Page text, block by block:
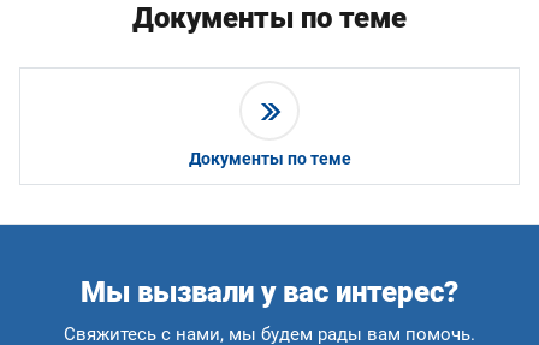
Документы по теме
Документы по теме
Мы вызвали у вас интерес?
Свяжитесь с нами, мы будем рады вам помочь.